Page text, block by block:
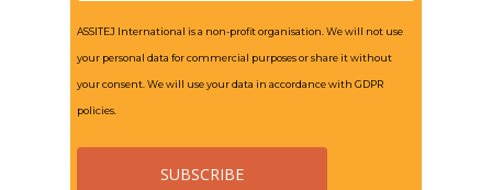
ASSITEJ International is a non-profit organisation. We will not use
your personal data for commercial purposes or share it without
your consent. We will use your data in accordance with GDPR
policies.